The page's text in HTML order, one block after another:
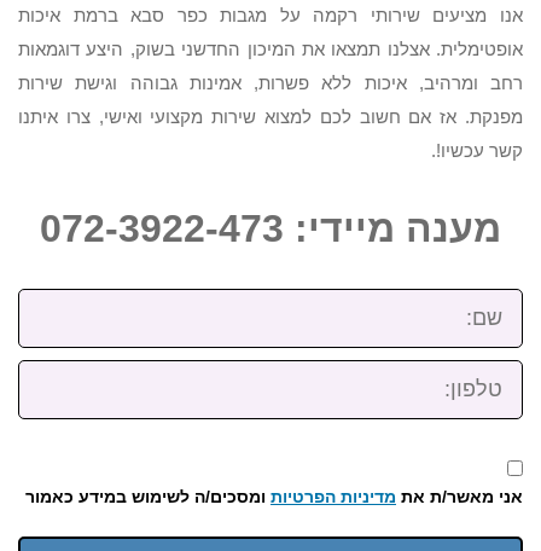
אנו מציעים שירותי רקמה על מגבות כפר סבא ברמת איכות
אופטימלית. אצלנו תמצאו את המיכון החדשני בשוק, היצע דוגמאות
רחב ומרהיב, איכות ללא פשרות, אמינות גבוהה וגישת שירות
מפנקת. אז אם חשוב לכם למצוא שירות מקצועי ואישי, צרו איתנו
קשר עכשיו!.
מענה מיידי: 072-3922-473
שם:
טלפון:
אני מאשר/ת את מדיניות הפרטיות ומסכים/ה לשימוש במידע כאמור